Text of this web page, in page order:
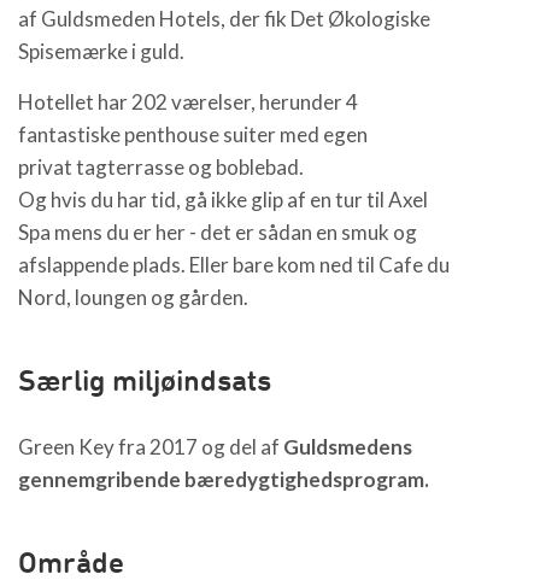
af Guldsmeden Hotels, der fik Det Økologiske
Spisemærke i guld.
Hotellet har 202 værelser, herunder 4
fantastiske penthouse suiter med egen
privat tagterrasse og boblebad.
Og hvis du har tid, gå ikke glip af en tur til Axel
Spa mens du er her - det er sådan en smuk og
afslappende plads. Eller bare kom ned til Cafe du
Nord, loungen og gården.
Særlig miljøindsats
Green Key fra 2017 og del af Guldsmedens
gennemgribende bæredygtighedsprogram.
Område